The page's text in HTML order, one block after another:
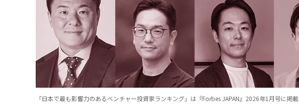
「日本で最も影響力のあるベンチャー投資家ランキング」は『Forbes JAPAN』2026年1月号に掲載